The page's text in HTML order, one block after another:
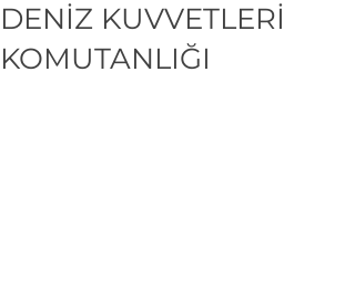
DENİZ KUVVETLERİ
KOMUTANLIĞI